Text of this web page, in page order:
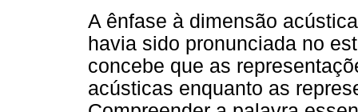
A ênfase à dimensão
havia sido pronunciada no
concebe que as
acústicas enquanto as